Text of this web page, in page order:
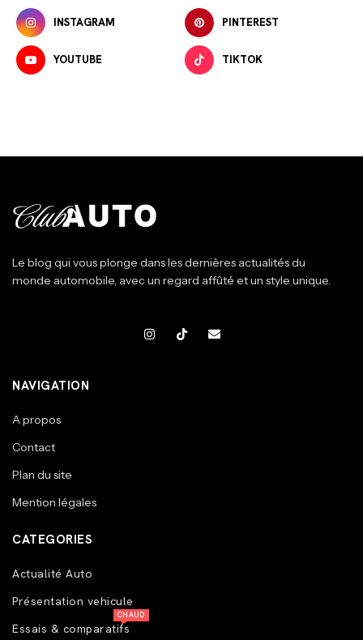
INSTAGRAM PINTEREST
YOUTUBE TIKTOK
Le blog qui vous plonge dans les dernières actualités du
monde automobile, avec un regard affûté et un style unique.
NAVIGATION
A propos
Contact
Plan du site
Mention légales
CATEGORIES
Actualité Auto
Présentation vehicule
Essais & comparatifs
CHAUD